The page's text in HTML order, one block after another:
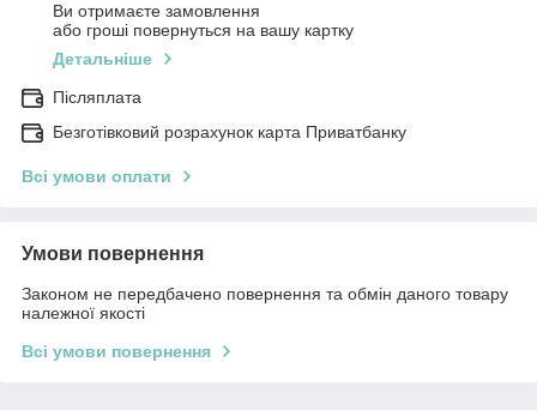
Ви отримаєте замовлення
або гроші повернуться на вашу картку
Детальніше
Післяплата
Безготівковий розрахунок карта Приватбанку
Всі умови оплати
Умови повернення
Законом не передбачено повернення та обмін даного товару
належної якості
Всі умови повернення